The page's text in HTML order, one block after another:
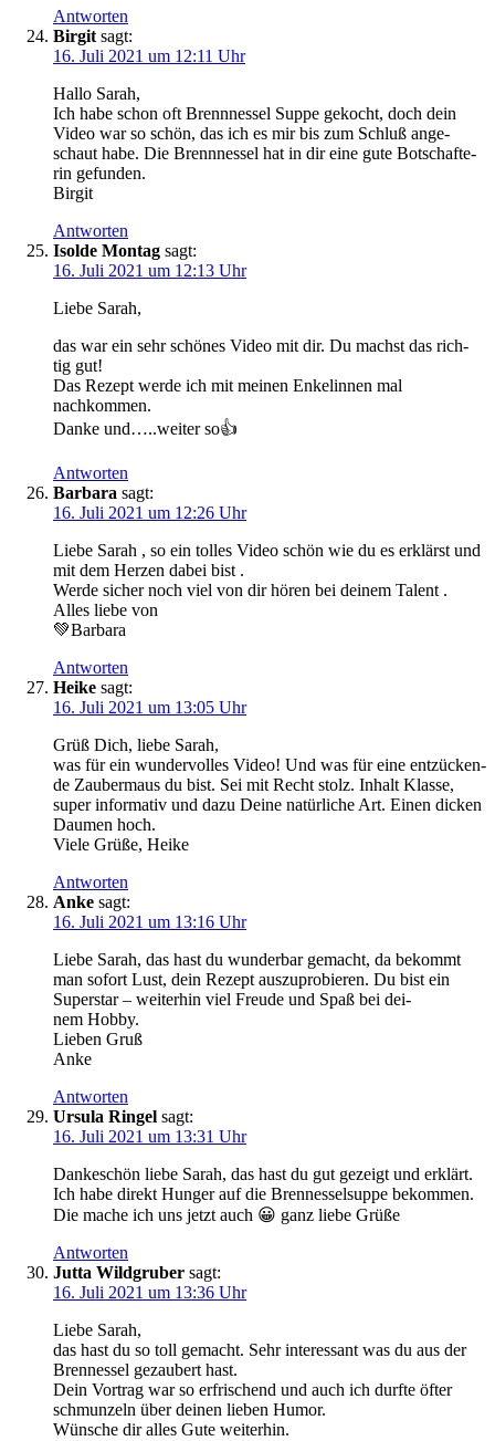
Antworten
Birgit sagt:
16. Juli 2021 um 12:11 Uhr
Hal­lo Sarah,
Ich habe schon oft Brenn­nes­sel Sup­pe gekocht, doch dein
Video war so schön, das ich es mir bis zum Schluß ange­
schaut habe. Die Brenn­nes­sel hat in dir eine gute Bot­schaf­te­
rin gefunden.
Birgit
Antworten
Isolde Montag sagt:
16. Juli 2021 um 12:13 Uhr
Lie­be Sarah,
das war ein sehr schö­nes Video mit dir. Du machst das rich­
tig gut!
Das Rezept wer­de ich mit mei­nen Enke­lin­nen mal
nachkommen.
Dan­ke und…..weiter so👍
Antworten
Barbara sagt:
16. Juli 2021 um 12:26 Uhr
Lie­be Sarah , so ein tol­les Video schön wie du es erklärst und
mit dem Her­zen dabei bist .
Wer­de sicher noch viel von dir hören bei dei­nem Talent .
Alles lie­be von
💚Bar­ba­ra
Antworten
Heike sagt:
16. Juli 2021 um 13:05 Uhr
Grüß Dich, lie­be Sarah,
was für ein wun­der­vol­les Video! Und was für eine ent­zü­cken­
de Zau­ber­maus du bist. Sei mit Recht stolz. Inhalt Klas­se,
super infor­ma­tiv und dazu Dei­ne natür­li­che Art. Einen dicken
Dau­men hoch.
Vie­le Grü­ße, Heike
Antworten
Anke sagt:
16. Juli 2021 um 13:16 Uhr
Lie­be Sarah, das hast du wun­der­bar gemacht, da bekommt
man sofort Lust, dein Rezept aus­zu­pro­bie­ren. Du bist ein
Super­star – wei­ter­hin viel Freu­de und Spaß bei dei­
nem Hobby.
Lie­ben Gruß
Anke
Antworten
Ursula Ringel sagt:
16. Juli 2021 um 13:31 Uhr
Dan­ke­schön lie­be Sarah, das hast du gut gezeigt und erklärt.
Ich habe direkt Hun­ger auf die Bren­nes­sel­sup­pe bekom­men.
Die mache ich uns jetzt auch 😀 ganz lie­be Grüße
Antworten
Jutta Wildgruber sagt:
16. Juli 2021 um 13:36 Uhr
Lie­be Sarah,
das hast du so toll gemacht. Sehr inter­es­sant was du aus der
Bren­nes­sel gezau­bert hast.
Dein Vor­trag war so erfri­schend und auch ich durf­te öfter
schmun­zeln über dei­nen lie­ben Humor.
Wün­sche dir alles Gute weiterhin.